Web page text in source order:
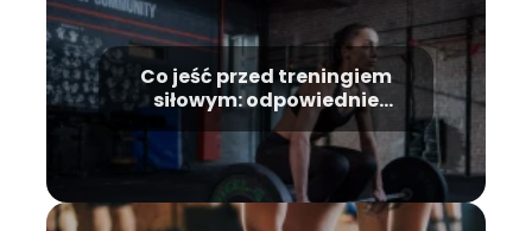
Co jeść przed treningiem
siłowym: odpowiednie
paliwo dla efektywnego
treningu